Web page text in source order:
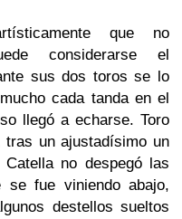
que no
considerarse el
sus dos toros se lo
cada tanda en el
llegó a echarse. Toro
un ajustadísimo un
no despegó las
se fue viniendo abajo,
destellos sueltos